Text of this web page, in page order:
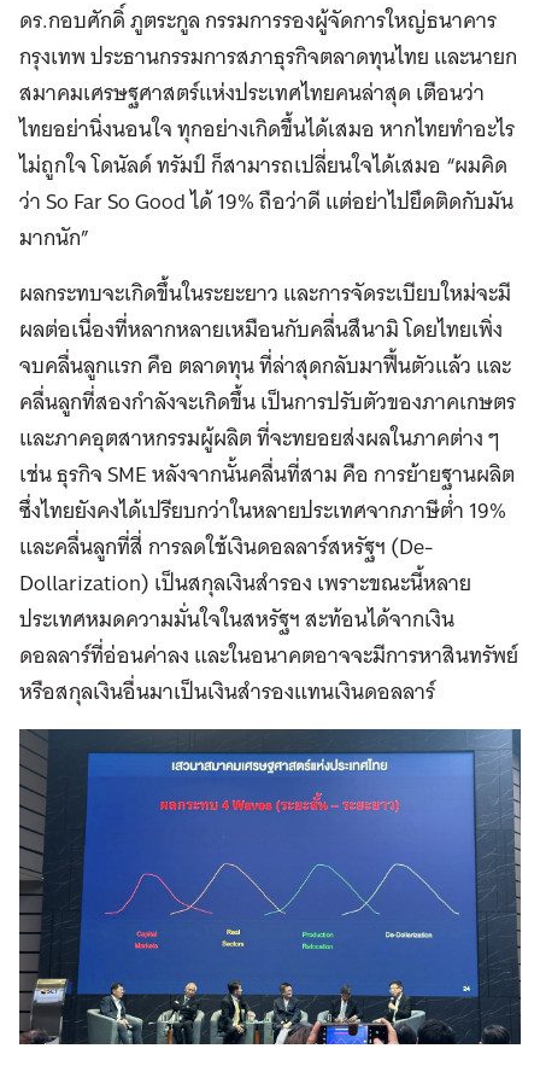
ดร.กอบศักดิ์ ภูตระกูลกรรมการรองผู้จัดการใหญ่ธนาคาร
กรุงเทพ ประธานกรรมการสภาธุรกิจตลาดทุนไทย และนายก
สมาคมเศรษฐศาสตร์แห่งประเทศไทยคนล่าสุด เตือนว่า
ไทยอย่านิ่งนอนใจ ทุกอย่างเกิดขึ้นได้เสมอ หากไทยทำอะไร
ไม่ถูกใจ โดนัลด์ ทรัมป์ ก็สามารถเปลี่ยนใจได้เสมอ “ผมคิด
ว่า So Far So Good ได้ 19% ถือว่าดี แต่อย่าไปยึดติดกับมัน
มากนัก”
ผลกระทบจะเกิดขึ้นในระยะยาว และการจัดระเบียบใหม่จะมี
ผลต่อเนื่องที่หลากหลายเหมือนกับคลื่นสึนามิ โดยไทยเพิ่ง
จบคลื่นลูกแรก คือ ตลาดทุน ที่ล่าสุดกลับมาฟื้นตัวแล้ว และ
คลื่นลูกที่สองกำลังจะเกิดขึ้น เป็นการปรับตัวของภาคเกษตร
และภาคอุตสาหกรรมผู้ผลิต ที่จะทยอยส่งผลในภาคต่าง ๆ
เช่น ธุรกิจ SME หลังจากนั้นคลื่นที่สาม คือ การย้ายฐานผลิต
ซึ่งไทยยังคงได้เปรียบกว่าในหลายประเทศจากภาษีต่ำ 19%
และคลื่นลูกที่สี่ การลดใช้เงินดอลลาร์สหรัฐฯ (De-
Dollarization) เป็นสกุลเงินสำรอง เพราะขณะนี้หลาย
ประเทศหมดความมั่นใจในสหรัฐฯ สะท้อนได้จากเงิน
ดอลลาร์ที่อ่อนค่าลง และในอนาคตอาจจะมีการหาสินทรัพย์
หรือสกุลเงินอื่นมาเป็นเงินสำรองแทนเงินดอลลาร์